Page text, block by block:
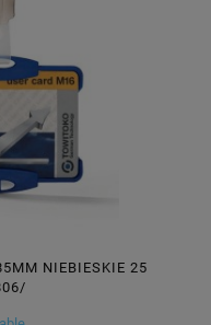
NIEBIESKIE 25